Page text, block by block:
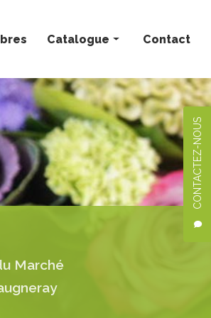
CONTACTEZ-NOUS
Catalogue
Bouquets personnalisés
Compositions florales
Deuil
Mariage
Plantes
Contact
Marché